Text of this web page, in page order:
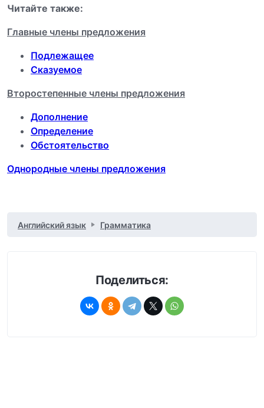
Читайте также:
Главные члены предложения
Подлежащее
Сказуемое
Второстепенные члены предложения
Дополнение
Определение
Обстоятельство
Однородные члены предложения
Английский язык Грамматика
Поделиться: